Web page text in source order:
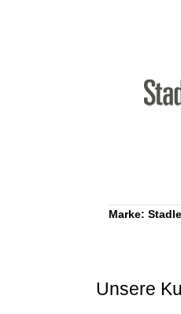
Marke:
Unsere